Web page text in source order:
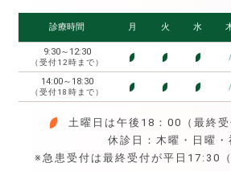
診療時間 月 火 水
9:30～12:30
（受付12時まで）
● ● ● /
14:00～18:30
（受付18時まで）
● ● ● /
●
土曜日は午後18：00（最終
休診日：木曜・日曜・
※急患受付は最終受付が平日17:30